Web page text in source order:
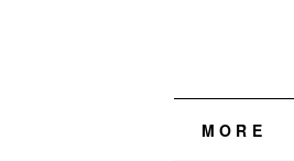
MORE